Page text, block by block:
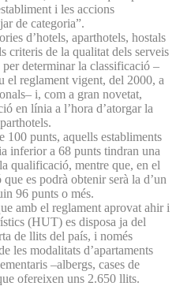
i les accions
de categoria”.
d’hotels, aparthotels, hostals
criteris de la qualitat dels serveis
determinar la classificació –
el reglament vigent, del 2000, a
i, com a gran novetat,
en línia a l’hora d’atorgar la
100 punts, aquells establiments
inferior a 68 punts tindran una
qualificació, mentre que, en el
es podrà obtenir serà la d’un
96 punts o més.
amb el reglament aprovat ahir i
(HUT) es disposa ja del
de llits del país, i només
les modalitats d’apartaments
–albergs, cases de
ofereixen uns 2.650 llits.